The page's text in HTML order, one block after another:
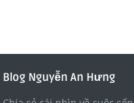
Blog Nguyễn An Hưng